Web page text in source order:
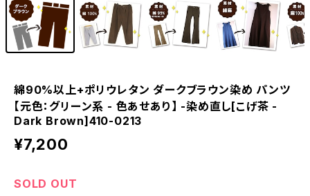
綿90%以上+ポリウレタン ダークブラウン染め パンツ
【元色：グリーン系 - 色あせあり】 -染め直し[こげ茶 -
Dark Brown]410-0213
¥7,200
SOLD OUT